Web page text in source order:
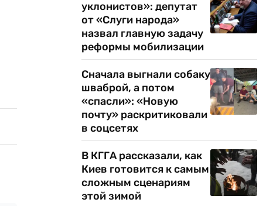
уклонистов»: депутат
от «Слуги народа»
назвал главную задачу
реформы мобилизации
Сначала выгнали собаку
шваброй, а потом
«спасли»: «Новую
почту» раскритиковали
в соцсетях
В КГГА рассказали, как
Киев готовится к самым
сложным сценариям
этой зимой